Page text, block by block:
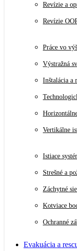
Revízie a
Revízie
Práce vo
Výstražná
Inštalácia a
Vertikálne
Istiace
Strešné a
Záchytné
Kotviace
Ochranné
Evakuácia a